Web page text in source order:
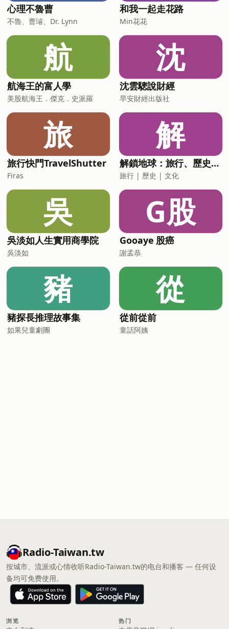
心理不魯曹
不魯、曹璿、Dr. Lynn
和我一起走花路
Min花花
航
航海王的富人學
美股航海王．傑克．史派羅
沈
沈雲驄說財經
早安財經出版社
旅
旅行快門TravelShutter
Firas
解
解鎖地球：旅行、歷史、文化
旅行 | 歷史 | 文化
吳
吳淡如人生實用商學院
吳淡如
G股
Gooaye 股癌
謝孟恭
豬
豬探長推理故事集
如果兒童劇團
從
從前從前
童話阿姨
Radio-Taiwan.tw
按城市、流派或心情收听Radio-Taiwan.tw的电台和播客 — 任何设
备均可免费使用。
浏览 热门